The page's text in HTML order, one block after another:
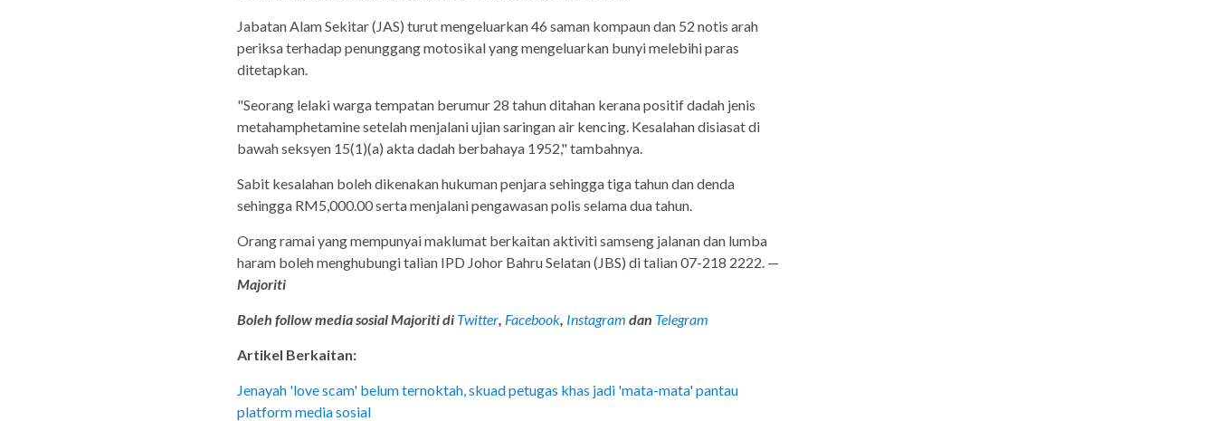
Jabatan Alam Sekitar (JAS) turut mengeluarkan 46 saman kompaun dan 52 notis arah
periksa terhadap penunggang motosikal yang mengeluarkan bunyi melebihi paras
ditetapkan.
"Seorang lelaki warga tempatan berumur 28 tahun ditahan kerana positif dadah jenis
metahamphetamine setelah menjalani ujian saringan air kencing. Kesalahan disiasat di
bawah seksyen 15(1)(a) akta dadah berbahaya 1952," tambahnya.
Sabit kesalahan boleh dikenakan hukuman penjara sehingga tiga tahun dan denda
sehingga RM5,000.00 serta menjalani pengawasan polis selama dua tahun.
Orang ramai yang mempunyai maklumat berkaitan aktiviti samseng jalanan dan lumba
haram boleh menghubungi talian IPD Johor Bahru Selatan (JBS) di talian 07-218 2222. —
Majoriti
Boleh follow media sosial Majoriti di Twitter Facebook Instagram dan Telegram
Artikel Berkaitan:
Jenayah 'love scam' belum ternoktah, skuad petugas khas jadi 'mata-mata' pantau
platform media sosial